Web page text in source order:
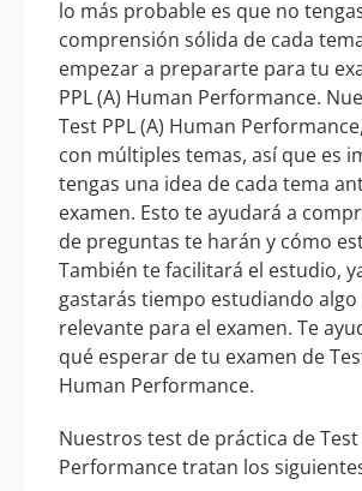
lo más probable es que no
comprensión sólida de cada
empezar a prepararte para tu
PPL (A) Human Performance.
Test PPL (A) Human
con múltiples temas, así que es
tengas una idea de cada tema
examen. Esto te ayudará a
de preguntas te harán y cómo
También te facilitará el estudio,
gastarás tiempo estudiando algo
relevante para el examen. Te
qué esperar de tu examen de
Human Performance.
Nuestros test de práctica de Test
Performance tratan los